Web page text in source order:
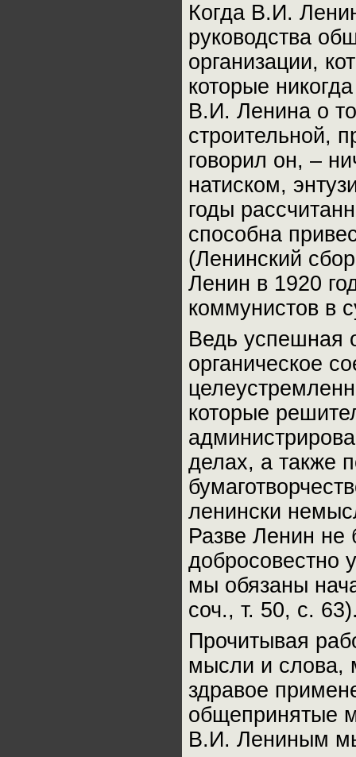
Когда В.И.
руководства
организации,
которые
В.И. Ленина о
строительной,
говорил он, –
натиском,
годы
способна
(Ленинский
Ленин в 1920
коммунистов в
Ведь успешная
органическое
которые
делах, а также
ленински
Разве Ленин не
добросовестно
мы обязаны
соч., т. 50, с.
Прочитывая
мысли и слова,
здравое
общепринятые
В.И. Лениным